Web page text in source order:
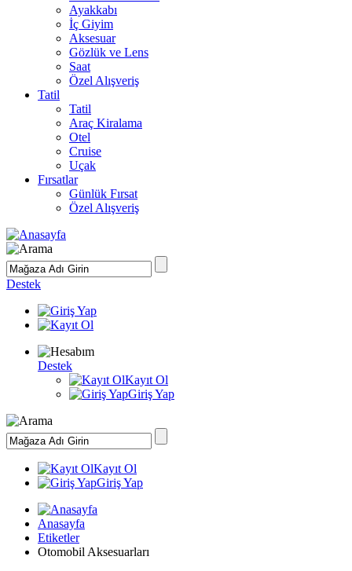
Ayakkabı
İç Giyim
Aksesuar
Gözlük ve Lens
Saat
Özel Alışveriş
Tatil
Tatil
Araç Kiralama
Otel
Cruise
Uçak
Fırsatlar
Günlük Fırsat
Özel Alışveriş
Destek
Destek
Kayıt Ol
Giriş Yap
Kayıt Ol
Giriş Yap
Anasayfa
Etiketler
Otomobil Aksesuarları